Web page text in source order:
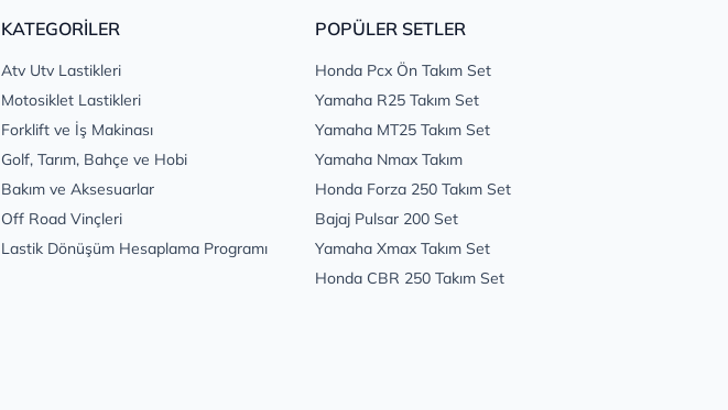
KATEGORİLER
Atv Utv Lastikleri
Motosiklet Lastikleri
Forklift ve İş Makinası
Golf, Tarım, Bahçe ve Hobi
Bakım ve Aksesuarlar
Off Road Vinçleri
Lastik Dönüşüm Hesaplama Programı
POPÜLER SETLER
Honda Pcx Ön Takım Set
Yamaha R25 Takım Set
Yamaha MT25 Takım Set
Yamaha Nmax Takım
Honda Forza 250 Takım Set
Bajaj Pulsar 200 Set
Yamaha Xmax Takım Set
Honda CBR 250 Takım Set